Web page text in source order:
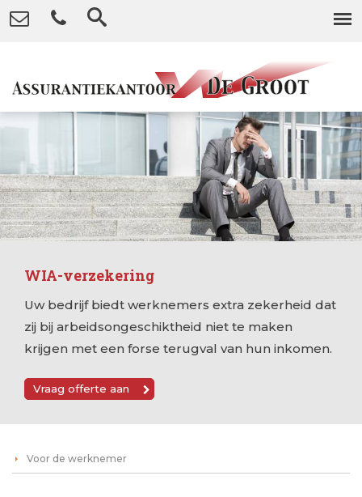
WIA-verzekering
Uw bedrijf biedt werknemers extra zekerheid dat
zij bij arbeidsongeschiktheid niet te maken
krijgen met een forse terugval van hun inkomen.
Vraag offerte aan
Voor de werknemer